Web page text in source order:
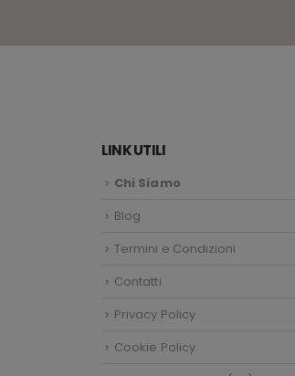
LINK UTILI
Chi Siamo
Blog
Termini e Condizioni
Contatti
Privacy Policy
Cookie Policy